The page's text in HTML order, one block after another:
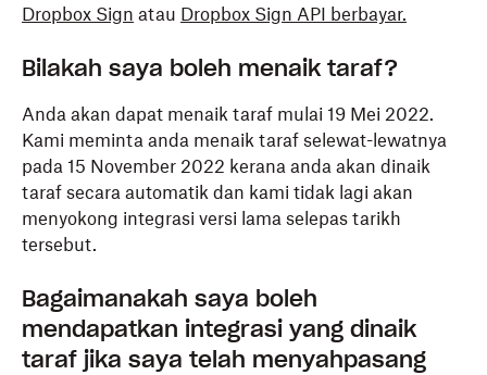
Dropbox Sign atau Dropbox Sign API berbayar.
Bilakah saya boleh menaik taraf?
Anda akan dapat menaik taraf mulai 19 Mei 2022.
Kami meminta anda menaik taraf selewat-lewatnya
pada 15 November 2022 kerana anda akan dinaik
taraf secara automatik dan kami tidak lagi akan
menyokong integrasi versi lama selepas tarikh
tersebut.
Bagaimanakah saya boleh
mendapatkan integrasi yang dinaik
taraf jika saya telah menyahpasang